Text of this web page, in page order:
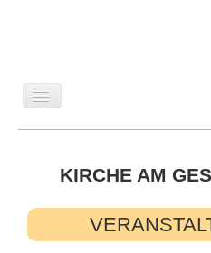
GESCHICHTE
ZEITSCHRIFTEN/
KIRCHE AM